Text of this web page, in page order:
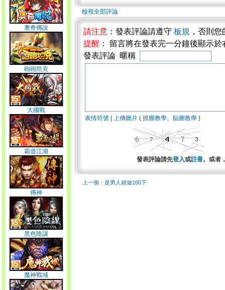
奧奇傳說
砲砲坦克
大國戰
霸道江湖
傳神
黑色陰謀
魔神戰域
檢視全部評論
請注意 ：發表評論請遵守 板規 ，否則
提醒 ： 留言將在發表完一分鐘後顯示
發表評論 暱稱
表情符號 上傳圖片 ( 抓圖教學、 貼圖教學 )
發表評論請先登入或註冊。或者
上一個：是男人就做100下